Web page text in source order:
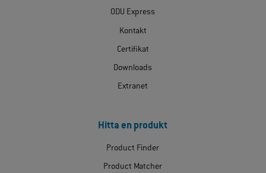
ODU Express
Kontakt
Certifikat
Downloads
Extranet
Hitta en produkt
Product Finder
Product Matcher